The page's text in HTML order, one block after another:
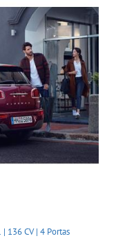
136 CV | 4 Portas